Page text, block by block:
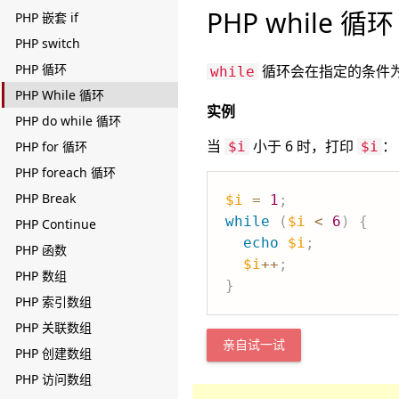
PHP 嵌套 if
PHP switch
PHP 循环
PHP While 循环
PHP do while 循环
PHP for 循环
PHP foreach 循环
PHP Break
PHP Continue
PHP 函数
PHP 数组
PHP 索引数组
PHP 关联数组
PHP 创建数组
PHP 访问数组
PHP while 循环
while 循环会在指定的条件
实例
当 $i 小于 6 时，打印 $i ：
$i = 1 ;
while
( $i < 6 )
{
echo
$i ;
$i++ ;
}
亲自试一试